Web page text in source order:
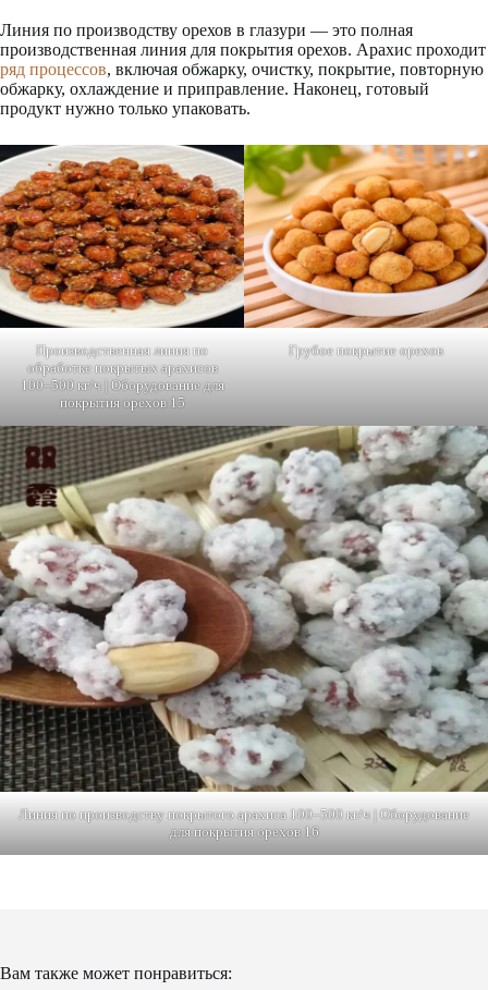
Линия по производству орехов в глазури — это полная
производственная линия для покрытия орехов. Арахис проходит
ряд процессов, включая обжарку, очистку, покрытие, повторную
обжарку, охлаждение и приправление. Наконец, готовый
продукт нужно только упаковать.
Производственная линия по
обработке покрытых арахисов
100–500 кг/ч | Оборудование для
покрытия орехов 15
Грубое покрытие орехов
Линия по производству покрытого арахиса 100–500 кг/ч | Оборудование
для покрытия орехов 16
Вам также может понравиться: